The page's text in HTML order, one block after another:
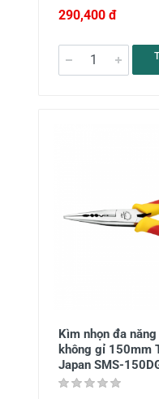
290,400 đ
Kìm nhọn đa
không gỉ 150mm
Japan SMS-